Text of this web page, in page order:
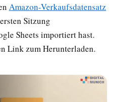
Amazon-Verkaufsdatensatz
Sitzung
Sheets importiert hast.
Link zum Herunterladen.